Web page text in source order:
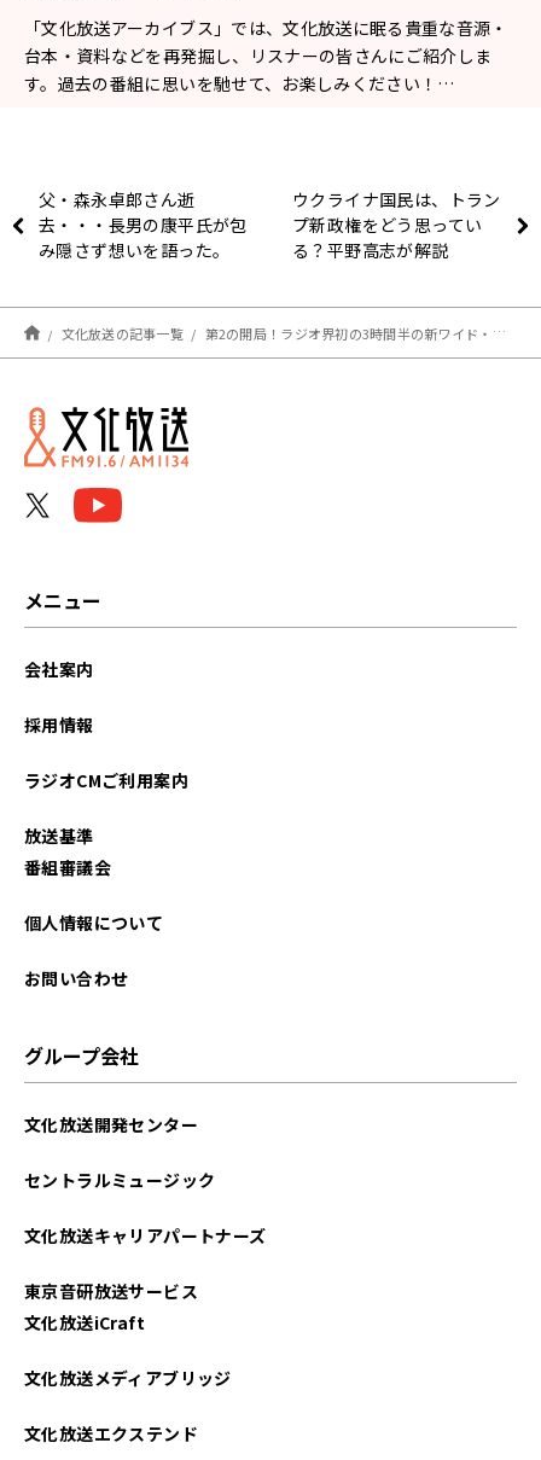
「文化放送アーカイブス」では、文化放送に眠る貴重な音源・
台本・資料などを再発掘し、リスナーの皆さんにご紹介しま
す。過去の番組に思いを馳せて、お楽しみください！…
父・森永卓郎さん逝
去・・・長男の康平氏が包
み隠さず想いを語った。
ウクライナ国民は、トラン
プ新政権をどう思ってい
る？平野高志が解説
文化放送の記事一覧 第2の開局！ラジオ界初の3時間半の新ワイド・プレ番組！【アーカイブの森 探訪記#29】
メニュー
会社案内
採用情報
ラジオCMご利用案内
放送基準
番組審議会
個人情報について
お問い合わせ
グループ会社
文化放送開発センター
セントラルミュージック
文化放送キャリアパートナーズ
東京音研放送サービス
文化放送iCraft
文化放送メディアブリッジ
文化放送エクステンド